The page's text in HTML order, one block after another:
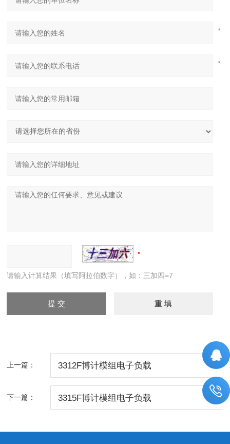
请输入计算结果（填写阿拉伯数字），如：三加四=7
上一篇： 3312F博计模组电子负载
下一篇： 3315F博计模组电子负载